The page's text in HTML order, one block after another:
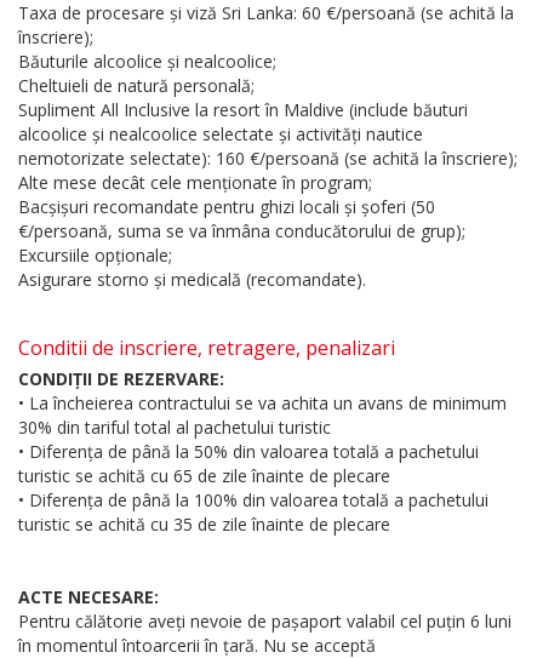
Taxa de procesare și viză Sri Lanka: 60 €/persoană (se achită la
înscriere);
Băuturile alcoolice și nealcoolice;
Cheltuieli de natură personală;
Supliment All Inclusive la resort în Maldive (include băuturi
alcoolice și nealcoolice selectate și activități nautice
nemotorizate selectate): 160 €/persoană (se achită la înscriere);
Alte mese decât cele menționate în program;
Bacșișuri recomandate pentru ghizi locali și șoferi (50
€/persoană, suma se va înmâna conducătorului de grup);
Excursiile opționale;
Asigurare storno și medicală (recomandate).
Conditii de inscriere, retragere, penalizari
CONDIȚII DE REZERVARE:
• La încheierea contractului se va achita un avans de minimum
30% din tariful total al pachetului turistic
• Diferența de până la 50% din valoarea totală a pachetului
turistic se achită cu 65 de zile înainte de plecare
• Diferența de până la 100% din valoarea totală a pachetului
turistic se achită cu 35 de zile înainte de plecare
ACTE NECESARE:
Pentru călătorie aveți nevoie de pașaport valabil cel puțin 6 luni
în momentul întoarcerii în țară. Nu se acceptă